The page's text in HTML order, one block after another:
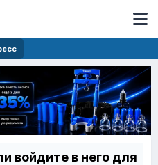
войдите в него для